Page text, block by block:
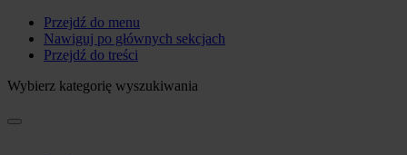
Przejdź do menu
Nawiguj po głównych sekcjach
Przejdź do treści
Wybierz kategorię wyszukiwania